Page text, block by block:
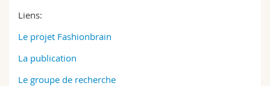
Liens:
Le projet Fashionbrain
La publication
Le groupe de recherche